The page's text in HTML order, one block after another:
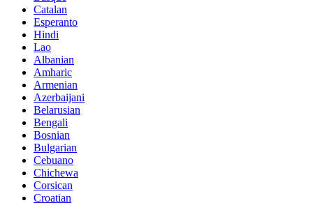
Catalan
Esperanto
Hindi
Lao
Albanian
Amharic
Armenian
Azerbaijani
Belarusian
Bengali
Bosnian
Bulgarian
Cebuano
Chichewa
Corsican
Croatian